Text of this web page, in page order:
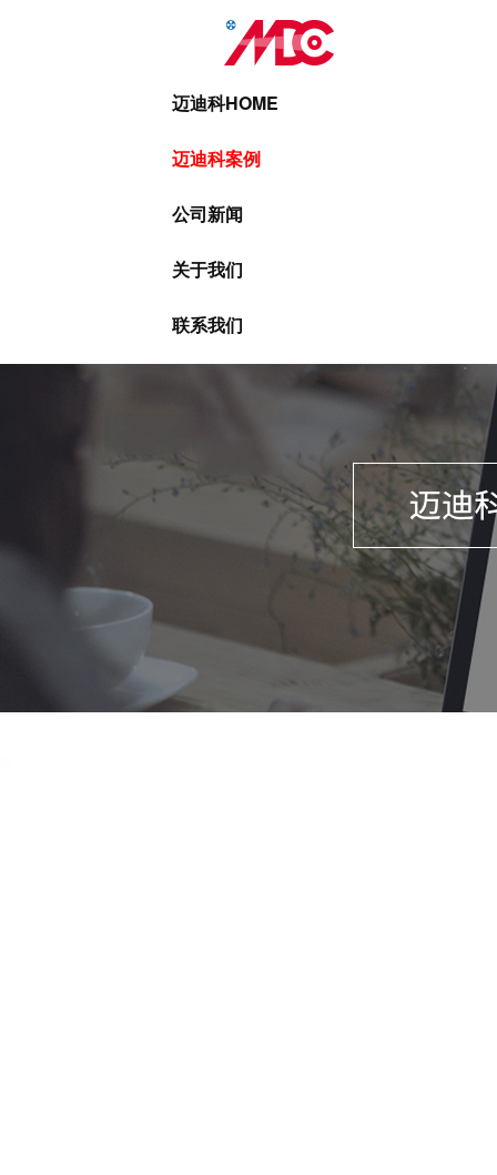
迈迪科HOME
迈迪科案例
公司新闻
关于我们
联系我们